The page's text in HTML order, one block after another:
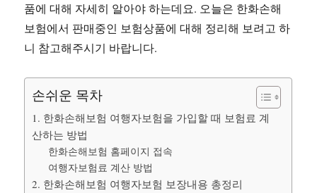
품에 대해 자세히 알아야 하는데요. 오늘은 한화손해
보험에서 판매중인 보험상품에 대해 정리해 보려고 하
니 참고해주시기 바랍니다.
손쉬운 목차
1. 한화손해보험 여행자보험을 가입할 때 보험료 계
산하는 방법
한화손해보험 홈페이지 접속
여행자보험료 계산 방법
2. 한화손해보험 여행자보험 보장내용 총정리